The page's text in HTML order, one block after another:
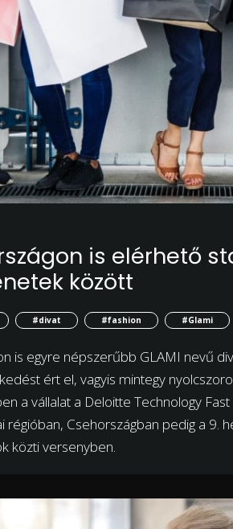
is elérhető
között
#divat #fashion #Glami
is egyre népszerűbb GLAMI nevű
ért el, vagyis mintegy
a vállalat a Deloitte Technology
régióban, Csehországban pedig a 9.
közti versenyben.